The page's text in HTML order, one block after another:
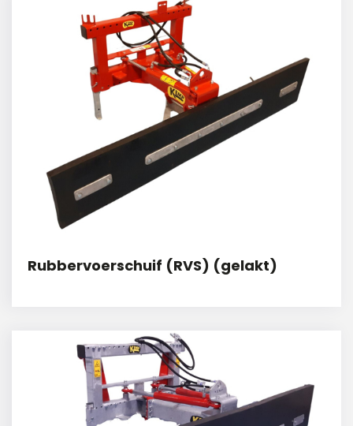
Rubbervoerschuif (RVS) (gelakt)